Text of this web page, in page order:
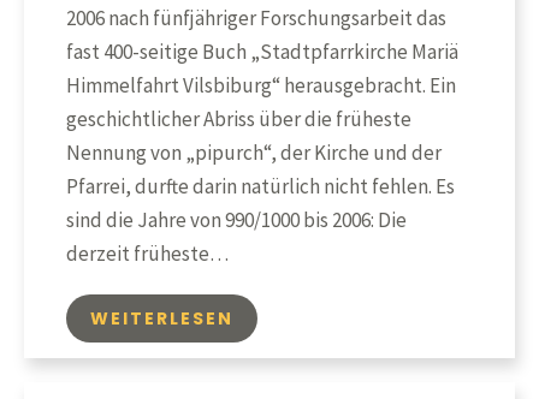
2006 nach fünfjähriger Forschungsarbeit das
fast 400-seitige Buch „Stadtpfarrkirche Mariä
Himmelfahrt Vilsbiburg“ herausgebracht. Ein
geschichtlicher Abriss über die früheste
Nennung von „pipurch“, der Kirche und der
Pfarrei, durfte darin natürlich nicht fehlen. Es
sind die Jahre von 990/1000 bis 2006: Die
derzeit früheste…
WEITERLESEN